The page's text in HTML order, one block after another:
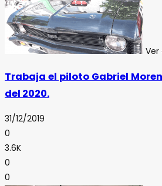
Ver
Trabaja el piloto Gabriel
del 2020.
31/12/2019
0
3.6K
0
0